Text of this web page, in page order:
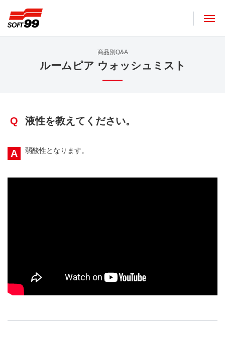
商品別Q&A
ルームピア ウォッシュミスト
Q 液性を教えてください。
A 弱酸性となります。